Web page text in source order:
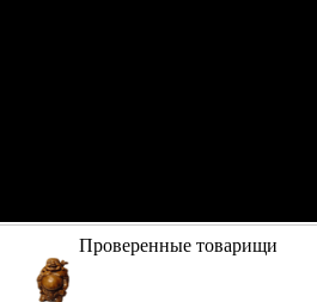
Проверенные товарищи